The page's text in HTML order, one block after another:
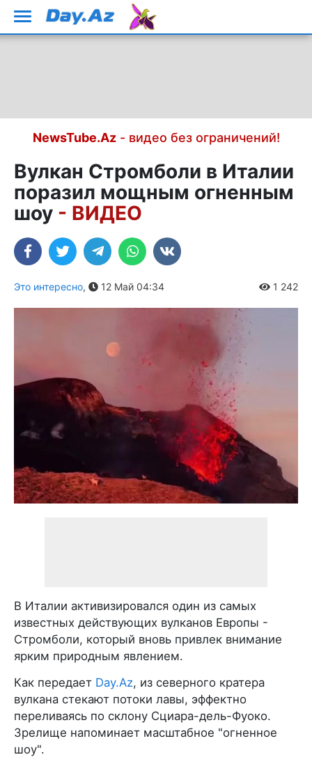
NewsTube.Az- видео без ограничений!
Вулкан Стромболи в Италии
поразил мощным огненным
шоу - ВИДЕО
Это интересно, 12 Май 04:34 1 242
В Италии активизировался один из самых
известных действующих вулканов Европы -
Стромболи, который вновь привлек внимание
ярким природным явлением.
Как передает Day.Az, из северного кратера
вулкана стекают потоки лавы, эффектно
переливаясь по склону Сциара-дель-Фуоко.
Зрелище напоминает масштабное "огненное
шоу".